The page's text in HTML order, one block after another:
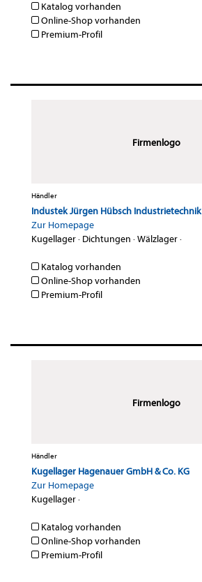
Katalog vorhanden
Online-Shop vorhanden
Premium-Profil
Firmenlogo
Händler
Industek Jürgen Hübsch Industrietechnik
Zur Homepage
Kugellager· Dichtungen ·Wälzlager·
Katalog vorhanden
Online-Shop vorhanden
Premium-Profil
Firmenlogo
Händler
Kugellager Hagenauer GmbH & Co. KG
Zur Homepage
Kugellager·
Katalog vorhanden
Online-Shop vorhanden
Premium-Profil